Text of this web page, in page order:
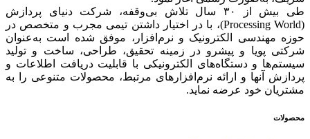
طی بیش از ۳۰ سال تلاش بی‌وقفه، شرکت دنیای پردازش
(Processing World)، با در اختیار داشتن تیمی مجرب و متخصص در
حوزه مهندسی الکترونیک و نرم‌افزار، موفق شده است به‌عنوان
شرکتی پویا و پیشرو در زمینه‌ تحقیق، طراحی، ساخت و تولید
سیستم‌ها و دستگاه‌های الکترونیکی با قابلیت دریافت اطلاعات و
پردازش آنها و ارائه‌ نرم‌افزارهای مرتبط، محصولات متنوعی را به
مشتریان خود عرضه نماید.
محصولات